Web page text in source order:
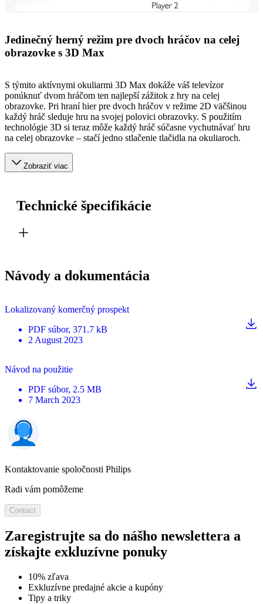
Jedinečný herný režim pre dvoch hráčov na celej
obrazovke s 3D Max
S týmito aktívnymi okuliarmi 3D Max dokáže váš televízor
ponúknuť dvom hráčom ten najlepší zážitok z hry na celej
obrazovke. Pri hraní hier pre dvoch hráčov v režime 2D väčšinou
každý hráč sleduje hru na svojej polovici obrazovky. S použitím
technológie 3D si teraz môže každý hráč súčasne vychutnávať hru
na celej obrazovke – stačí jedno stlačenie tlačidla na okuliaroch.
Zobraziť viac
Technické špecifikácie
Návody a dokumentácia
Lokalizovaný komerčný prospekt
PDF súbor, 371.7 kB
2 August 2023
Návod na použitie
PDF súbor, 2.5 MB
7 March 2023
Kontaktovanie spoločnosti Philips
Radi vám pomôžeme
Contact
Zaregistrujte sa do nášho newslettera a
získajte exkluzívne ponuky
10% zľava
Exkluzívne predajné akcie a kupóny
Tipy a triky